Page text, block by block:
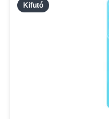
Kifutó